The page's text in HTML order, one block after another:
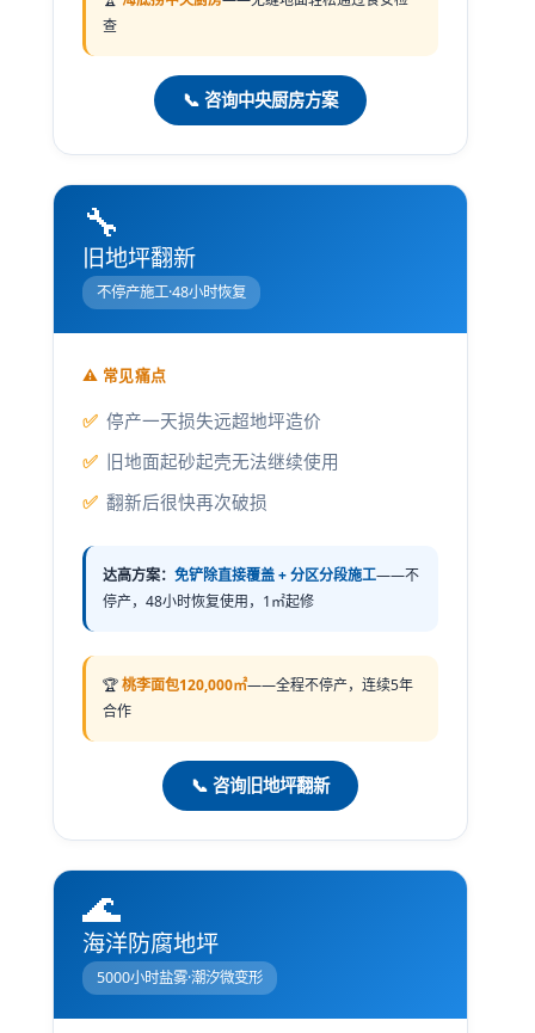
查
📞 咨询中央厨房方案
🔧
旧地坪翻新
不停产施工·48小时恢复
⚠️ 常见痛点
停产一天损失远超地坪造价
旧地面起砂起壳无法继续使用
翻新后很快再次破损
达高方案： 免铲除直接覆盖 + 分区分段施工——不
停产，48小时恢复使用，1㎡起修
🏆桃李面包120,000㎡——全程不停产，连续5年
合作
📞 咨询旧地坪翻新
🌊
海洋防腐地坪
5000小时盐雾·潮汐微变形